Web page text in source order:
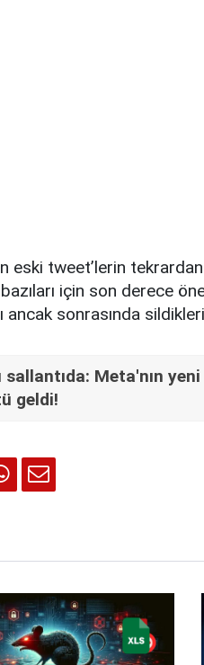
eski tweet’lerin tekrardan
için son derece
ancak sonrasında
sallantıda: Meta'nın
geldi!